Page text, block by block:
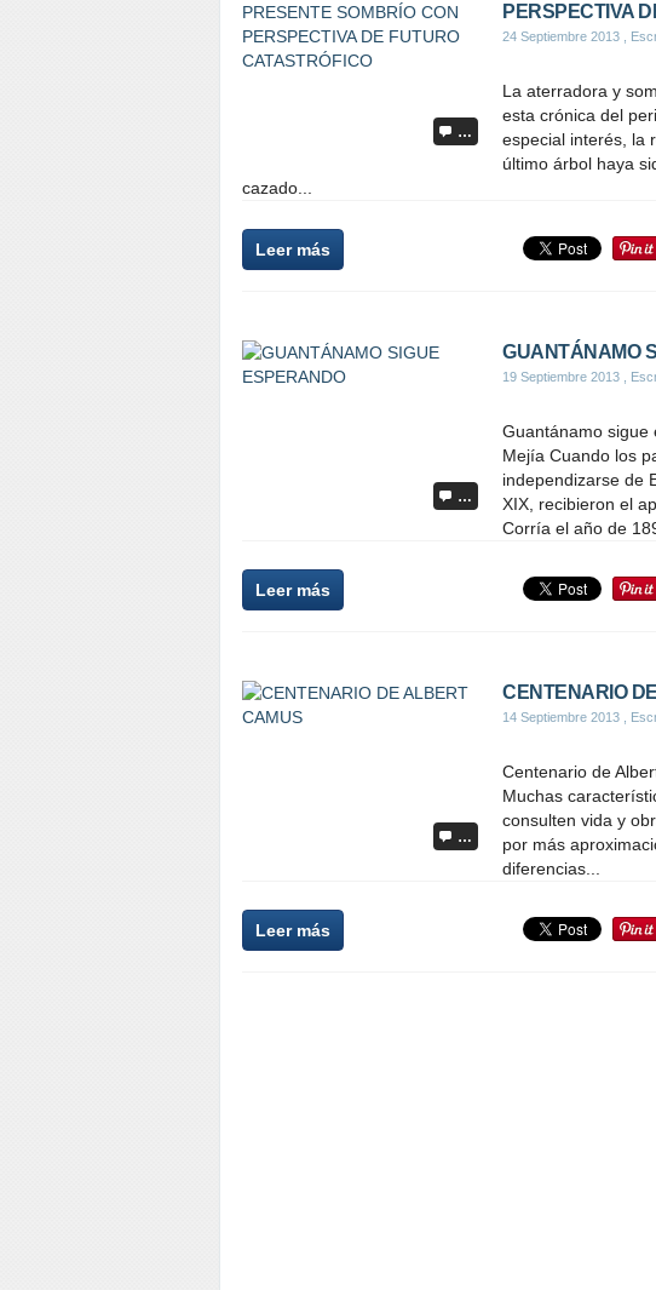
…
PERSPECTIVA
24 Septiembre 2013 ,
La aterradora y
esta crónica del
especial interés, la
último árbol haya
cazado...
Leer más
…
GUANTÁNAMO
19 Septiembre 2013 ,
Guantánamo sigue
Mejía Cuando los
independizarse de
XIX, recibieron el
Corría el año de
Leer más
…
CENTENARIO
14 Septiembre 2013 ,
Centenario de
Muchas
consulten vida y
por más
diferencias...
Leer más